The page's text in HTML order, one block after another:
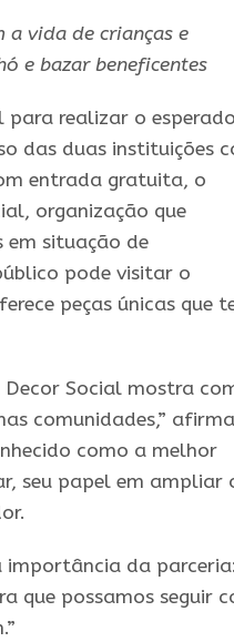
vida de crianças e
e bazar beneficentes
para realizar o esperado
das duas instituições
entrada gratuita, o
organização que
em situação de
pode visitar o
peças únicas que
Decor Social mostra
comunidades,” afirma
como a melhor
seu papel em ampliar
importância da parceria:
que possamos seguir